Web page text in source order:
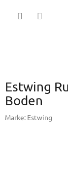
Estwing
Boden
Marke: Estwing